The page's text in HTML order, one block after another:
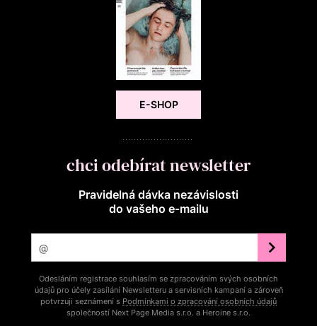
E-SHOP
chci odebírat newsletter
Pravidelná dávka nezávislosti
do vašeho e‑mailu
Odesláním registrace souhlasím se zpracováním svých osobních
údajů pro účely zasílání Newsletteru a servisních kampaní a zároveň
potvrzuji seznámení s Podmínkami o zpracování osobních údajů
společností Next Page Media s.r.o. a Heroine s.r.o.